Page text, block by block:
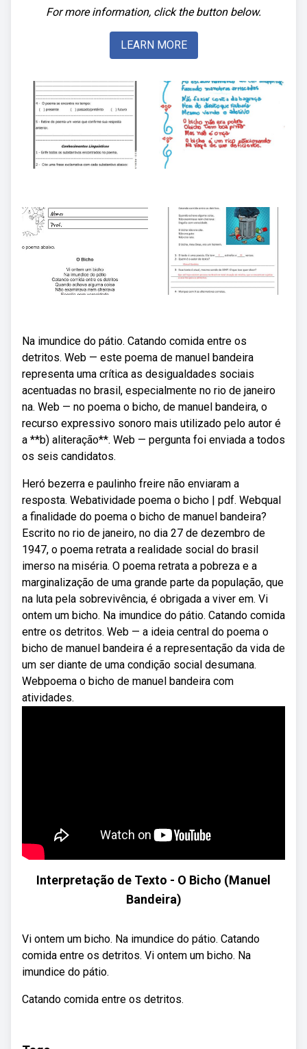
For more information, click the button below.
LEARN MORE
Na imundice do pátio. Catando comida entre os
detritos. Web — este poema de manuel bandeira
representa uma crítica as desigualdades sociais
acentuadas no brasil, especialmente no rio de janeiro
na. Web — no poema o bicho, de manuel bandeira, o
recurso expressivo sonoro mais utilizado pelo autor é
a **b) aliteração**. Web — pergunta foi enviada a todos
os seis candidatos.
Heró bezerra e paulinho freire não enviaram a
resposta. Webatividade poema o bicho | pdf. Webqual
a finalidade do poema o bicho de manuel bandeira?
Escrito no rio de janeiro, no dia 27 de dezembro de
1947, o poema retrata a realidade social do brasil
imerso na miséria. O poema retrata a pobreza e a
marginalização de uma grande parte da população, que
na luta pela sobrevivência, é obrigada a viver em. Vi
ontem um bicho. Na imundice do pátio. Catando comida
entre os detritos. Web — a ideia central do poema o
bicho de manuel bandeira é a representação da vida de
um ser diante de uma condição social desumana.
Webpoema o bicho de manuel bandeira com
atividades.
Interpretação de Texto - O Bicho (Manuel
Bandeira)
Vi ontem um bicho. Na imundice do pátio. Catando
comida entre os detritos. Vi ontem um bicho. Na
imundice do pátio.
Catando comida entre os detritos.